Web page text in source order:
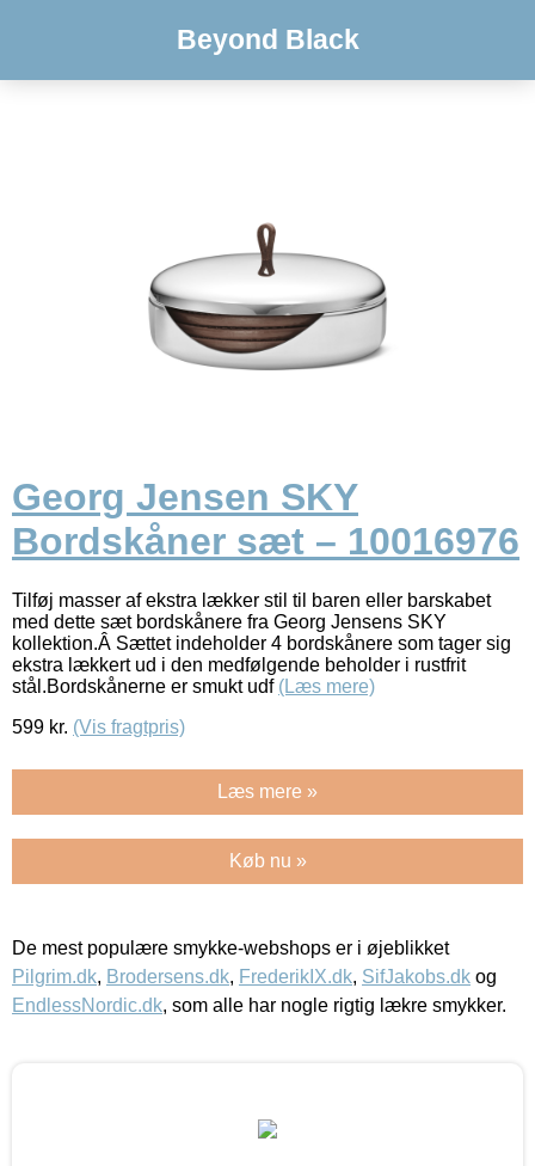
Beyond Black
Georg Jensen SKY
Bordskåner sæt – 10016976
Tilføj masser af ekstra lækker stil til baren eller barskabet
med dette sæt bordskånere fra Georg Jensens SKY
kollektion.Â Sættet indeholder 4 bordskånere som tager sig
ekstra lækkert ud i den medfølgende beholder i rustfrit
stål.Bordskånerne er smukt udf (Læs mere)
599 kr. (Vis fragtpris)
Læs mere »
Køb nu »
De mest populære smykke-webshops er i øjeblikket
Pilgrim.dk, Brodersens.dk, FrederikIX.dk, SifJakobs.dk og
EndlessNordic.dk, som alle har nogle rigtig lækre smykker.